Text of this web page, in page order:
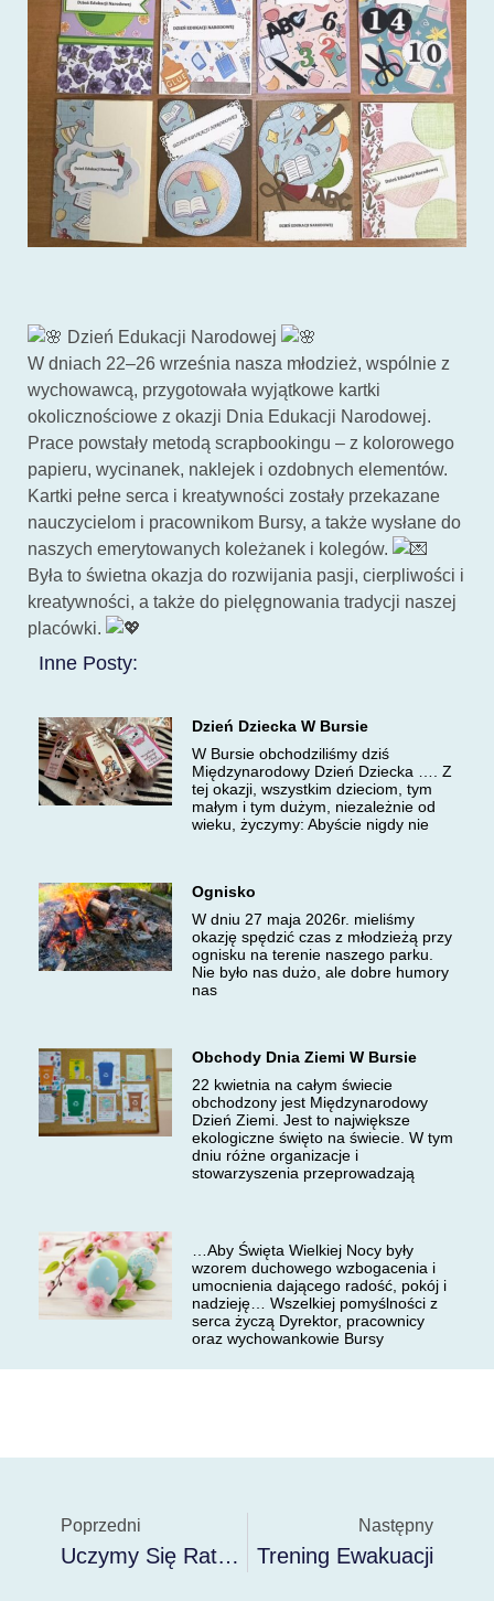
Dzień Edukacji Narodowej
W dniach 22–26 września nasza młodzież, wspólnie z
wychowawcą, przygotowała wyjątkowe kartki
okolicznościowe z okazji Dnia Edukacji Narodowej.
Prace powstały metodą scrapbookingu – z kolorowego
papieru, wycinanek, naklejek i ozdobnych elementów.
Kartki pełne serca i kreatywności zostały przekazane
nauczycielom i pracownikom Bursy, a także wysłane do
naszych emerytowanych koleżanek i kolegów.
Była to świetna okazja do rozwijania pasji, cierpliwości i
kreatywności, a także do pielęgnowania tradycji naszej
placówki.
Inne Posty:
Dzień Dziecka W Bursie
W Bursie obchodziliśmy dziś
Międzynarodowy Dzień Dziecka …. Z
tej okazji, wszystkim dzieciom, tym
małym i tym dużym, niezależnie od
wieku, życzymy: Abyście nigdy nie
Ognisko
W dniu 27 maja 2026r. mieliśmy
okazję spędzić czas z młodzieżą przy
ognisku na terenie naszego parku.
Nie było nas dużo, ale dobre humory
nas
Obchody Dnia Ziemi W Bursie
22 kwietnia na całym świecie
obchodzony jest Międzynarodowy
Dzień Ziemi. Jest to największe
ekologiczne święto na świecie. W tym
dniu różne organizacje i
stowarzyszenia przeprowadzają
…Aby Święta Wielkiej Nocy były
wzorem duchowego wzbogacenia i
umocnienia dającego radość, pokój i
nadzieję… Wszelkiej pomyślności z
serca życzą Dyrektor, pracownicy
oraz wychowankowie Bursy
Poprzedni
Uczymy Się Ratować
Następny
Trening Ewakuacji